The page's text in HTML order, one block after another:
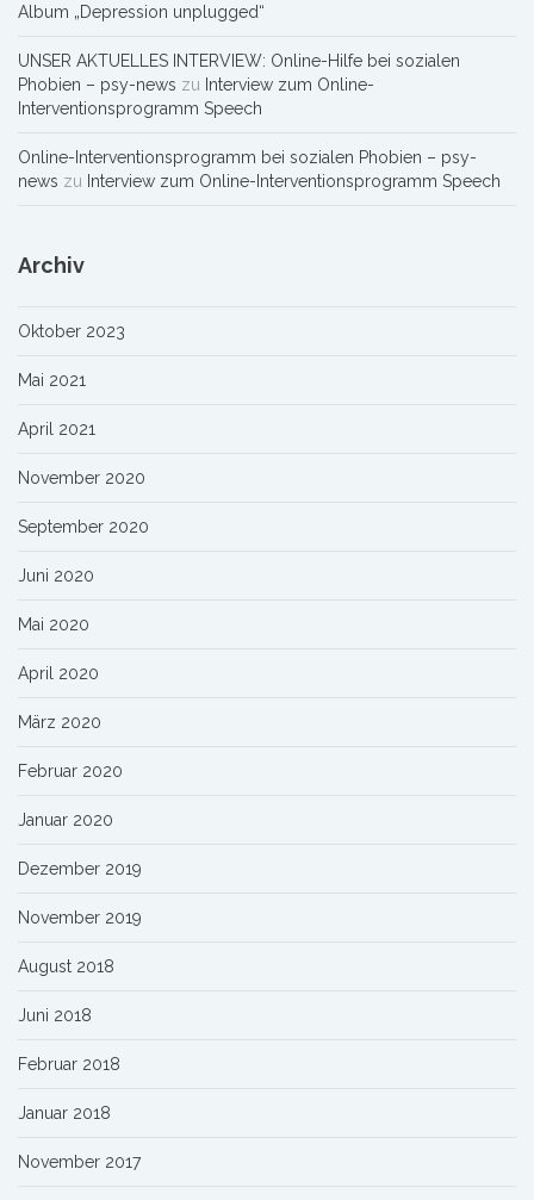
Album „Depression unplugged“
UNSER AKTUELLES INTERVIEW: Online-Hilfe bei sozialen
Phobien – psy-news zu Interview zum Online-
Interventionsprogramm Speech
Online-Interventionsprogramm bei sozialen Phobien – psy-
news zu Interview zum Online-Interventionsprogramm Speech
Archiv
Oktober 2023
Mai 2021
April 2021
November 2020
September 2020
Juni 2020
Mai 2020
April 2020
März 2020
Februar 2020
Januar 2020
Dezember 2019
November 2019
August 2018
Juni 2018
Februar 2018
Januar 2018
November 2017